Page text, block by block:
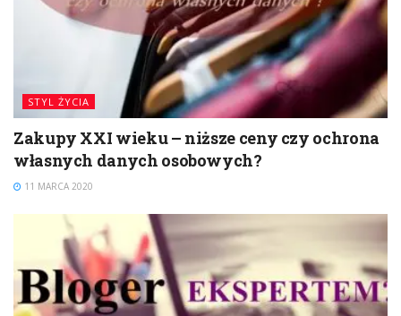
STYL ŻYCIA
Zakupy XXI wieku – niższe ceny czy ochrona
własnych danych osobowych?
11 MARCA 2020